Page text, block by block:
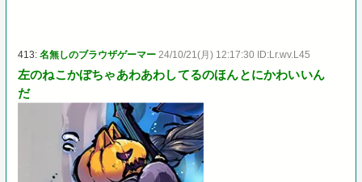
413:名無しのブラウザゲーマー 24/10/21(月) 12:17:30 ID:Lr.wv.L45
左のねこかぼちゃあわあわしてるのほんとにかわいいん
だ